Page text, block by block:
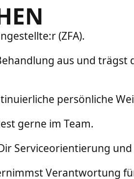
(ZFA).
aus und
persönliche
gerne im Team.
Serviceorientierung
Verantwortung